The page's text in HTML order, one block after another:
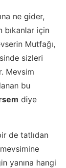
ne gider,
bıkanlar için
Mutfağı,
sizleri
Mevsim
bu
diye
de tatlıdan
yanına hangi